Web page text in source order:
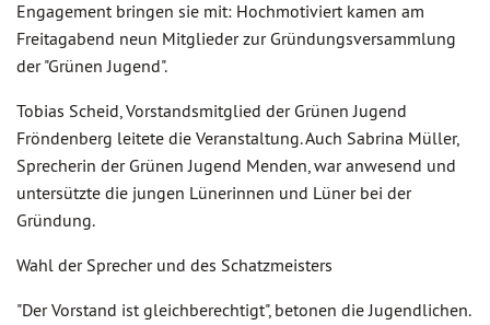
Engagement bringen sie mit: Hochmotiviert kamen am
Freitagabend neun Mitglieder zur Gründungsversammlung
der "Grünen Jugend".
Tobias Scheid, Vorstandsmitglied der Grünen Jugend
Fröndenberg leitete die Veranstaltung. Auch Sabrina Müller,
Sprecherin der Grünen Jugend Menden, war anwesend und
untersützte die jungen Lünerinnen und Lüner bei der
Gründung.
Wahl der Sprecher und des Schatzmeisters
"Der Vorstand ist gleichberechtigt", betonen die Jugendlichen.